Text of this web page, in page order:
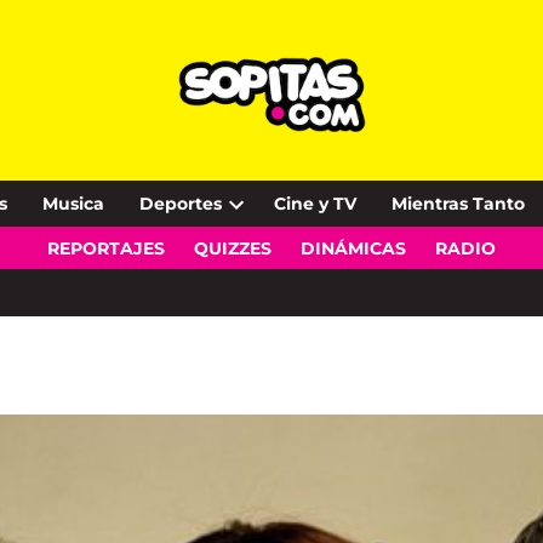
Musica Deportes
Open
dropdown
Cine y TV Mientras Tanto
REPORTAJES QUIZZES DINÁMICAS RADIO